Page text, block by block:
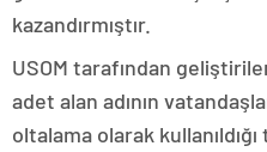
kazandırmıştır.
USOM tarafından
adet alan adının
oltalama olarak